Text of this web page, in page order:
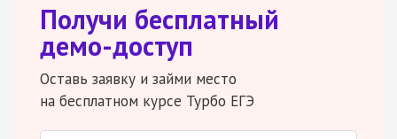
Получи бесплатный
демо-доступ
Оставь заявку и займи место
на бесплатном курсе Турбо ЕГЭ